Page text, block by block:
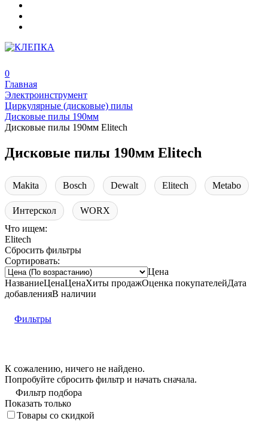
0
Главная
Электроинструмент
Циркулярные (дисковые) пилы
Дисковые пилы 190мм
Дисковые пилы 190мм Elitech
Дисковые пилы 190мм Elitech
Makita Bosch Dewalt Elitech Metabo
Интерскол
WORX
Что ищем:
Elitech
Сбросить фильтры
Сортировать:
Цена
НазваниеЦенаЦенаХиты продажОценка покупателейДата
добавленияВ наличии
Фильтры
К сожалению, ничего не найдено.
Попробуйте сбросить фильтр и начать сначала.
Фильтр подбора
Показать только
Товары со скидкой